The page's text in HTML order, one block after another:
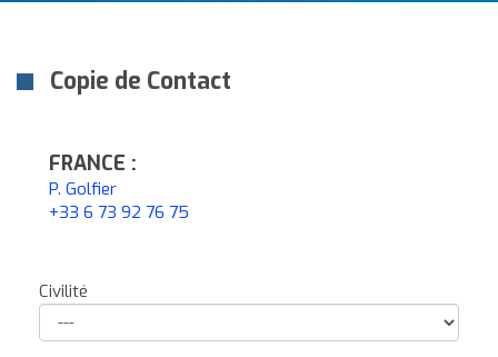
Copie de Contact
FRANCE :
P. Golfier
+33 6 73 92 76 75
Civilité